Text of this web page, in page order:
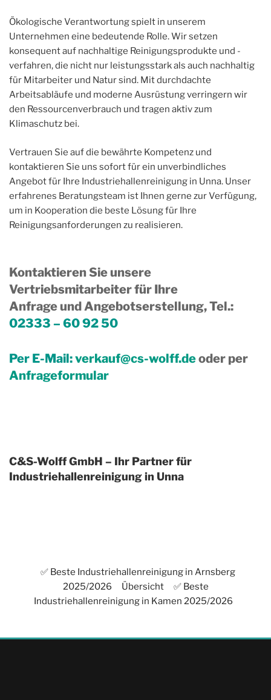
Ökologische Verantwortung spielt in unserem
Unternehmen eine bedeutende Rolle. Wir setzen
konsequent auf nachhaltige Reinigungsprodukte und -
verfahren, die nicht nur leistungsstark als auch nachhaltig
für Mitarbeiter und Natur sind. Mit durchdachte
Arbeitsabläufe und moderne Ausrüstung verringern wir
den Ressourcenverbrauch und tragen aktiv zum
Klimaschutz bei.
Vertrauen Sie auf die bewährte Kompetenz und
kontaktieren Sie uns sofort für ein unverbindliches
Angebot für Ihre Industriehallenreinigung in Unna. Unser
erfahrenes Beratungsteam ist Ihnen gerne zur Verfügung,
um in Kooperation die beste Lösung für Ihre
Reinigungsanforderungen zu realisieren.
Kontaktieren Sie unsere
Vertriebsmitarbeiter für Ihre
Anfrage und Angebotserstellung, Tel.:
02333 – 60 92 50
Per E-Mail:verkauf@cs-wolff.deoder per
Anfrageformular
C&S-Wolff GmbH – Ihr Partner für
Industriehallenreinigung in Unna
✅ Beste Industriehallenreinigung in Arnsberg
2025/2026
Übersicht
✅ Beste
Industriehallenreinigung in Kamen 2025/2026